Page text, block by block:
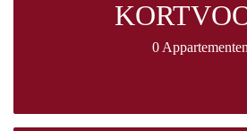
0 Appartementen